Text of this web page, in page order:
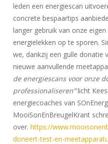
leden een energiescan
concrete bespaartips
langer gebruik van onze
energielekken op te sporen.
we, dankzij een gulle donatie
nieuwe aanvullende
de energiescans voor onze
professionaliseren”licht
energiecoaches van
MooiSonEnBreugelKrant
over. https://
doneert-test-en-